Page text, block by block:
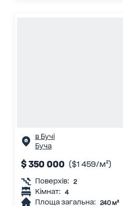
в Бучі
Буча
$ 350 000 ($1 459/м²)
Поверхів: 2
Кімнат: 4
Площа загальна: 240 м²